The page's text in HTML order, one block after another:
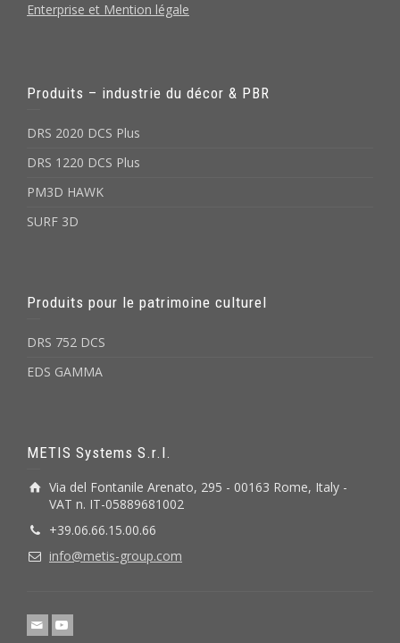
Enterprise et Mention légale
Produits – industrie du décor & PBR
DRS 2020 DCS Plus
DRS 1220 DCS Plus
PM3D HAWK
SURF 3D
Produits pour le patrimoine culturel
DRS 752 DCS
EDS GAMMA
METIS Systems S.r.l.
Via del Fontanile Arenato, 295 - 00163 Rome, Italy -
VAT n. IT-05889681002
+39.06.66.15.00.66
info@metis-group.com